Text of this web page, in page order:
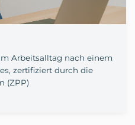
Arbeitsalltag nach einem
zertifiziert durch die
(ZPP)